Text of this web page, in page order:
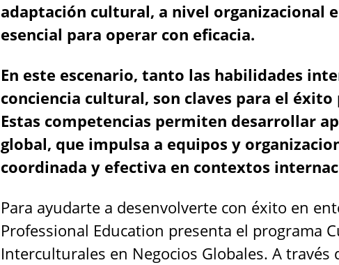
adaptación cultural, a nivel organizacional
esencial para operar con eficacia.
En este escenario, tanto las habilidades
conciencia cultural, son claves para el
Estas competencias permiten desarrollar
global, que impulsa a equipos y
coordinada y efectiva en contextos
Para ayudarte a desenvolverte con éxito en
Professional Education presenta el programa
Interculturales en Negocios Globales. A